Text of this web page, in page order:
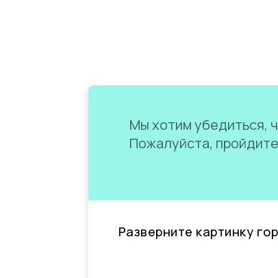
Мы хотим убедиться,
Пожалуйста,
Разверните картинку